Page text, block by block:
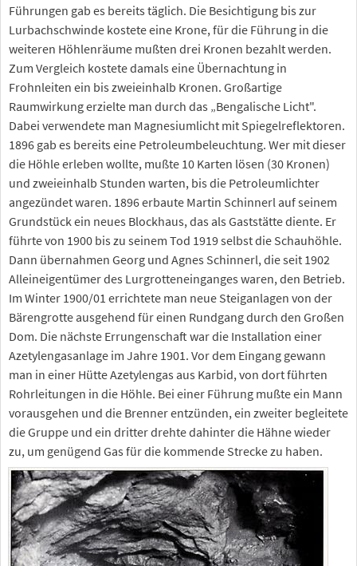
Führungen gab es bereits täglich. Die Besichtigung bis zur
Lurbachschwinde kostete eine Krone, für die Führung in die
weiteren Höhlenräume mußten drei Kronen bezahlt werden.
Zum Vergleich kostete damals eine Übernachtung in
Frohnleiten ein bis zweieinhalb Kronen. Großartige
Raumwirkung erzielte man durch das „Bengalische Licht".
Dabei verwendete man Magnesiumlicht mit Spiegelreflektoren.
1896 gab es bereits eine Petroleumbeleuchtung. Wer mit dieser
die Höhle erleben wollte, mußte 10 Karten lösen (30 Kronen)
und zweieinhalb Stunden warten, bis die Petroleumlichter
angezündet waren. 1896 erbaute Martin Schinnerl auf seinem
Grundstück ein neues Blockhaus, das als Gaststätte diente. Er
führte von 1900 bis zu seinem Tod 1919 selbst die Schauhöhle.
Dann übernahmen Georg und Agnes Schinnerl, die seit 1902
Alleineigentümer des Lurgrotteneinganges waren, den Betrieb.
Im Winter 1900/01 errichtete man neue Steiganlagen von der
Bärengrotte ausgehend für einen Rundgang durch den Großen
Dom. Die nächste Errungenschaft war die Installation einer
Azetylengasanlage im Jahre 1901. Vor dem Eingang gewann
man in einer Hütte Azetylengas aus Karbid, von dort führten
Rohrleitungen in die Höhle. Bei einer Führung mußte ein Mann
vorausgehen und die Brenner entzünden, ein zweiter begleitete
die Gruppe und ein dritter drehte dahinter die Hähne wieder
zu, um genügend Gas für die kommende Strecke zu haben.